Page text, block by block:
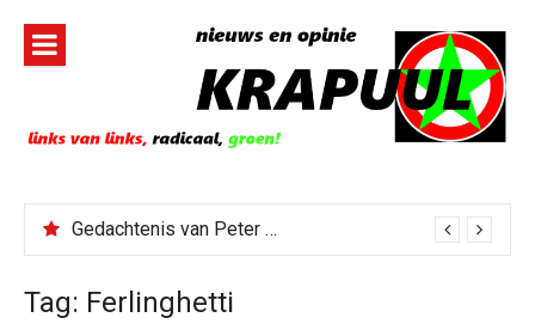
inhoud
Gedachtenis van Peter Faber
Tag: Ferlinghetti